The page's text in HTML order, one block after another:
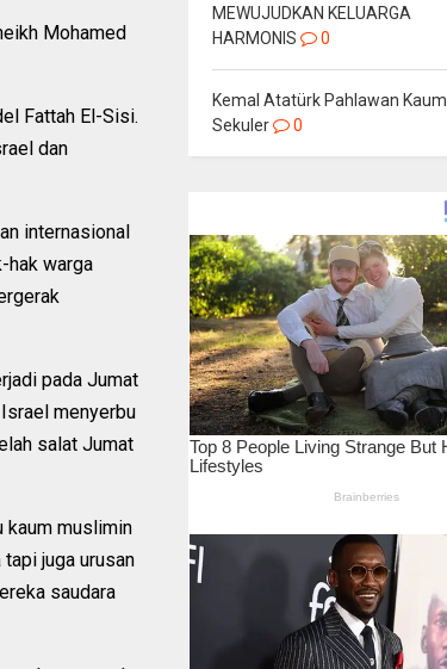
Mohamed
Fattah El-Sisi.
dan
internasional
hak warga
pada Jumat
menyerbu
salat Jumat
kaum muslimin
juga urusan
saudara
MEWUJUDKAN KELUARGA
HARMONIS
0
Kemal Atatürk Pahlawan Kaum
Sekuler
0